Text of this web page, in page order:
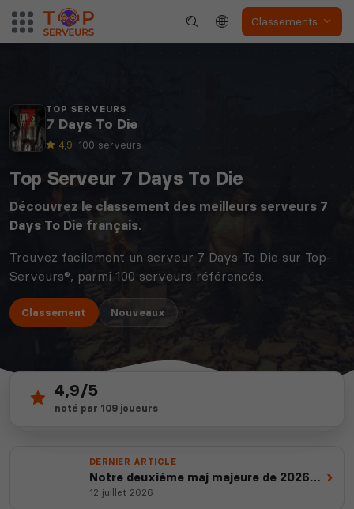
Classements
TOP SERVEURS
7 Days To Die
4,9· 100 serveurs
Top Serveur 7 Days To Die
Découvrez le classement des meilleurs serveurs 7
Days To Die français.
Trouvez facilement un serveur 7 Days To Die sur Top-
Serveurs®, parmi 100 serveurs référencés.
Classement Nouveaux
100
serveurs actifs
depuis 2012
4,9/5
noté par 109 joueurs
DERNIER ARTICLE
Notre deuxième maj majeure de 2026
est en ligne
12 juillet 2026
›